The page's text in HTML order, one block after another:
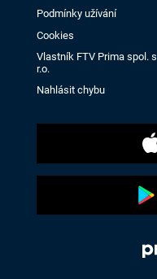
Podmínky užívání
Cookies
Vlastník FTV Prima spol. s
r.o.
Nahlásit chybu